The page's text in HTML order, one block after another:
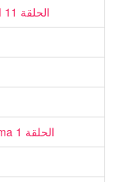
انمي Kamisama Hajimemashita الحلقة 11 الموسم الاول
انمي Kamisama Minarai Himitsu No Cocotama الحلقة 1